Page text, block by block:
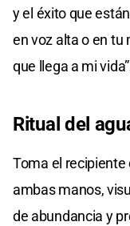
y el éxito que
en voz alta o en tu
que llega a mi
Ritual del
Toma el recipiente
ambas manos,
de abundancia y